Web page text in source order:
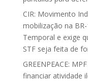
CIR: Movimento
mobilização na
Temporal e exige
STF seja feita de
GREENPEACE:
financiar atividade